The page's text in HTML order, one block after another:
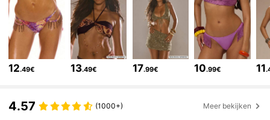
4.83 4.3M Volgers
4.83 4.3M Volgers
12.49€ 13.49€ 17.99€ 10.99€ 11
4.57 (1000+) Meer bekijken